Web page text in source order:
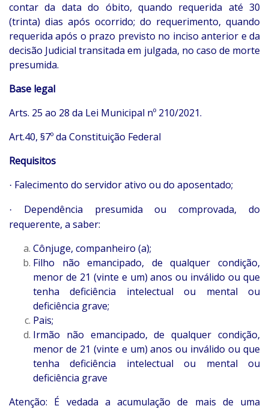
contar da data do óbito, quando requerida até 30
(trinta) dias após ocorrido; do requerimento, quando
requerida após o prazo previsto no inciso anterior e da
decisão Judicial transitada em julgada, no caso de morte
presumida.
Base legal
Arts. 25 ao 28 da Lei Municipal nº 210/2021.
Art.40, §7º da Constituição Federal
Requisitos
· Falecimento do servidor ativo ou do aposentado;
· Dependência presumida ou comprovada, do
requerente, a saber:
Cônjuge, companheiro (a);
Filho não emancipado, de qualquer condição,
menor de 21 (vinte e um) anos ou inválido ou que
tenha deficiência intelectual ou mental ou
deficiência grave;
Pais;
Irmão não emancipado, de qualquer condição,
menor de 21 (vinte e um) anos ou inválido ou que
tenha deficiência intelectual ou mental ou
deficiência grave
Atenção: É vedada a acumulação de mais de uma